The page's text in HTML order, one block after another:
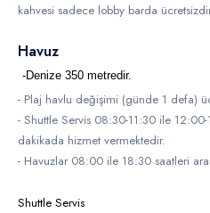
kahvesi sadece lobby barda
Havuz
-Denize 350 metredir.
- Plaj havlu değişimi (günde 1 defa)
- Shuttle Servis 08:30-11:30 ile
dakikada hizmet vermektedir.
- Havuzlar 08:00 ile 18:30 saatleri
Shuttle Servis